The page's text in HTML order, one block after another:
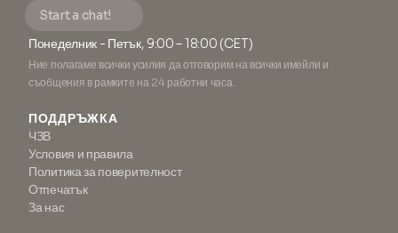
Start a chat!
Понеделник - Петък, 9:00 – 18:00 (CET)
Ние полагаме всички усилия да отговорим на всички имейли и
съобщения в рамките на 24 работни часа.
ПОДДРЪЖКА
ЧЗВ
Условия и правила
Политика за поверителност
Отпечатък
За нас